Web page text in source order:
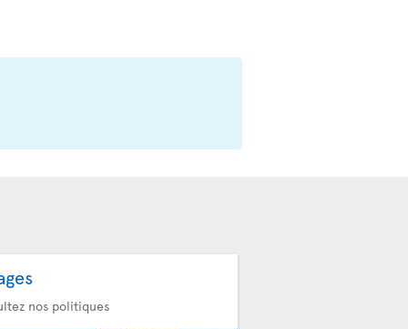
nos politiques